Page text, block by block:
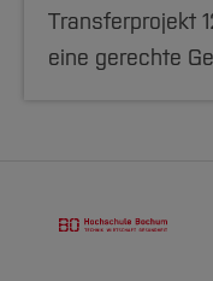
Transferprojekt
eine gerechte